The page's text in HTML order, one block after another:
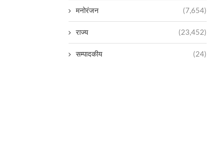
मनोरंजन (7,654)
राज्य (23,452)
सम्पादकीय (24)